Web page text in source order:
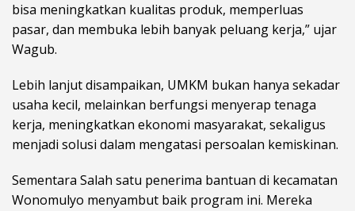
bisa meningkatkan kualitas produk, memperluas
pasar, dan membuka lebih banyak peluang kerja,” ujar
Wagub.
Lebih lanjut disampaikan, UMKM bukan hanya sekadar
usaha kecil, melainkan berfungsi menyerap tenaga
kerja, meningkatkan ekonomi masyarakat, sekaligus
menjadi solusi dalam mengatasi persoalan kemiskinan.
Sementara Salah satu penerima bantuan di kecamatan
Wonomulyo menyambut baik program ini. Mereka